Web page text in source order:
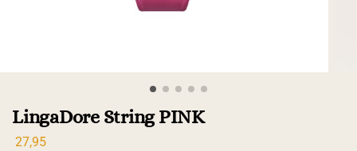
LingaDore String PINK
27,95